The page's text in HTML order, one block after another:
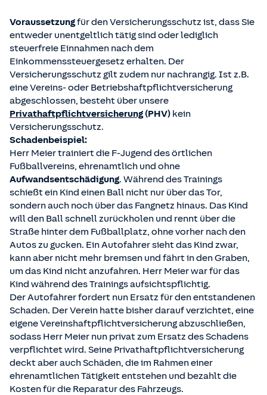
Voraussetzungfür den Versicherungsschutz ist, dass Sie
entweder unentgeltlich tätig sind oder lediglich
steuerfreie Einnahmen nach dem
Einkommenssteuergesetz erhalten. Der
Versicherungsschutz gilt zudem nur nachrangig. Ist z.B.
eine Vereins- oder Betriebshaftpflichtversicherung
abgeschlossen, besteht über unsere
Privathaftpflichtversicherung (PHV) kein
Versicherungsschutz.
Schadenbeispiel:
Herr Meier trainiert die F-Jugend des örtlichen
Fußballvereins, ehrenamtlich und ohne
Aufwandsentschädigung. Während des Trainings
schießt ein Kind einen Ball nicht nur über das Tor,
sondern auch noch über das Fangnetz hinaus. Das Kind
will den Ball schnell zurückholen und rennt über die
Straße hinter dem Fußballplatz, ohne vorher nach den
Autos zu gucken. Ein Autofahrer sieht das Kind zwar,
kann aber nicht mehr bremsen und fährt in den Graben,
um das Kind nicht anzufahren. Herr Meier war für das
Kind während des Trainings aufsichtspflichtig.
Der Autofahrer fordert nun Ersatz für den entstandenen
Schaden. Der Verein hatte bisher darauf verzichtet, eine
eigene Vereinshaftpflichtversicherung abzuschließen,
sodass Herr Meier nun privat zum Ersatz des Schadens
verpflichtet wird. Seine Privathaftpflichtversicherung
deckt aber auch Schäden, die im Rahmen einer
ehrenamtlichen Tätigkeit entstehen und bezahlt die
Kosten für die Reparatur des Fahrzeugs.